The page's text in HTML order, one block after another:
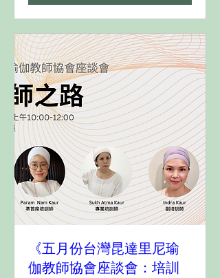
《五月份台灣昆達里尼瑜
伽教師協會座談會：培訓